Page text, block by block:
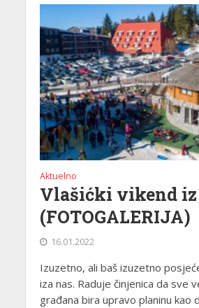
Aktuelno
Vlašićki vikend
(FOTOGALERIJA)
16.01.2022
Izuzetno, ali baš izuzetno
iza nas. Raduje činjenica da sve
građana bira upravo planinu kao